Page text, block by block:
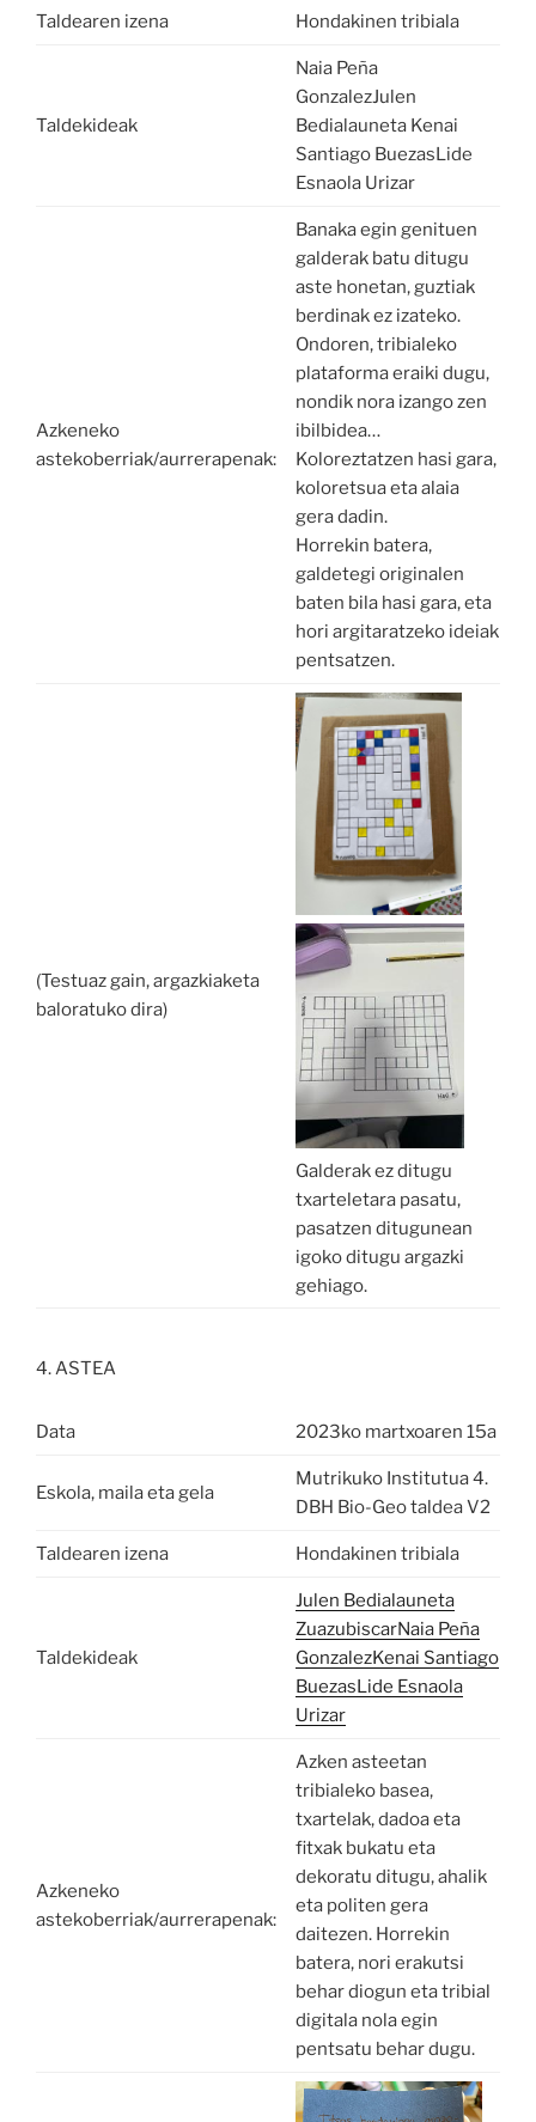
Taldearen izena Hondakinen tribiala
Taldekideak
Naia Peña
GonzalezJulen
Bedialauneta Kenai
Santiago BuezasLide
Esnaola Urizar
Azkeneko
astekoberriak/aurrerapenak:
Banaka egin genituen
galderak batu ditugu
aste honetan, guztiak
berdinak ez izateko.
Ondoren, tribialeko
plataforma eraiki dugu,
nondik nora izango zen
ibilbidea…
Koloreztatzen hasi gara,
koloretsua eta alaia
gera dadin.
Horrekin batera,
galdetegi originalen
baten bila hasi gara, eta
hori argitaratzeko ideiak
pentsatzen.
(Testuaz gain, argazkiaketa
baloratuko dira)
Galderak ez ditugu
txarteletara pasatu,
pasatzen ditugunean
igoko ditugu argazki
gehiago.
4. ASTEA
Data 2023ko martxoaren 15a
Eskola, maila eta gela
Mutrikuko Institutua 4.
DBH Bio-Geo taldea V2
Taldearen izena Hondakinen tribiala
Taldekideak
Julen Bedialauneta
ZuazubiscarNaia Peña
GonzalezKenai Santiago
BuezasLide Esnaola
Urizar
Azkeneko
astekoberriak/aurrerapenak:
Azken asteetan
tribialeko basea,
txartelak, dadoa eta
fitxak bukatu eta
dekoratu ditugu, ahalik
eta politen gera
daitezen. Horrekin
batera, nori erakutsi
behar diogun eta tribial
digitala nola egin
pentsatu behar dugu.